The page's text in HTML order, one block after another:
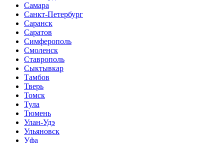
Самара
Санкт-Петербург
Саранск
Саратов
Симферополь
Смоленск
Ставрополь
Сыктывкар
Тамбов
Тверь
Томск
Тула
Тюмень
Улан-Удэ
Ульяновск
Уфа